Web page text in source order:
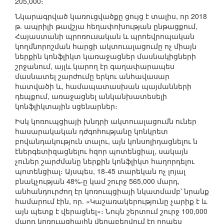
Նկարագրված կառուցվածքը ցույց է տալիս, որ 2018
թ. ապրիլի թավշյա հեղափոխության ընթացքում,
Հայաստանի պրոռուսական և պրոեվրոպական
կողմնորոշման հարցի ակտուալացումը ոչ միայն
ներքին կոնֆլիկտ կառաջացներ մասնակիցների
շրջանում, այլև կարող էր գաղափարապես
մասնատել շարժումը երկու անհավասար
հատվածի և, համապատասխան պայմանների
դեպքում, առաջացնել անկանխատեսելի
կոնֆլիկտային սցենարներ։
Իսկ կոռուպցիայի խնդրի ակտուալացումն ուներ
հասարակական դժգոհությանը կոնկրետ
բովանդակություն տալու, այն կոնսոլիդացնելու ն
էներգետիզացնելու հզոր պոտենցիալ, սակայն
չուներ շարժմանը ներքին կոնֆլիկտ հաղորդելու
պոտենցիալ։ Այսպես, 18-45 տարեկան ոչ լոյալ
բնակչության 48%-ը կամ շուրջ 565,000 մարդ,
անհանդուրժող էր կոռուպցիայի նկատմամբ՝ նրանք
համարում էին, որ. «Կաշառակերությունը չարիք է և
այն պետք է վերացնել»։ Նույն շերտում շուրջ 100,000
մարդ կոռուպցիային վերաբերվում էր որպես